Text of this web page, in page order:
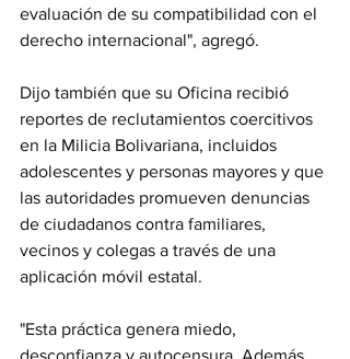
evaluación de su compatibilidad con el
derecho internacional", agregó.
Dijo también que su Oficina recibió
reportes de reclutamientos coercitivos
en la Milicia Bolivariana, incluidos
adolescentes y personas mayores y que
las autoridades promueven denuncias
de ciudadanos contra familiares,
vecinos y colegas a través de una
aplicación móvil estatal.
"Esta práctica genera miedo,
desconfianza y autocensura. Además,